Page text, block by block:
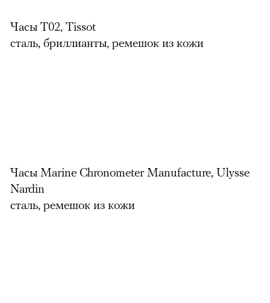
Часы T02, Tissot
сталь, бриллианты, ремешок из кожи
Часы Marine Chronometer Manufacture, Ulysse
Nardin
сталь, ремешок из кожи